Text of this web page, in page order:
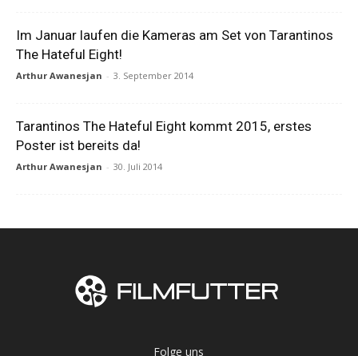
Im Januar laufen die Kameras am Set von Tarantinos
The Hateful Eight!
Arthur Awanesjan - 3. September 2014
Tarantinos The Hateful Eight kommt 2015, erstes
Poster ist bereits da!
Arthur Awanesjan - 30. Juli 2014
Folge uns